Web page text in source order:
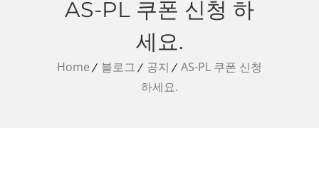
AS-PL 쿠폰 신청 하
세요.
Home 블로그 공지
AS-PL 쿠폰 신청
하세요.